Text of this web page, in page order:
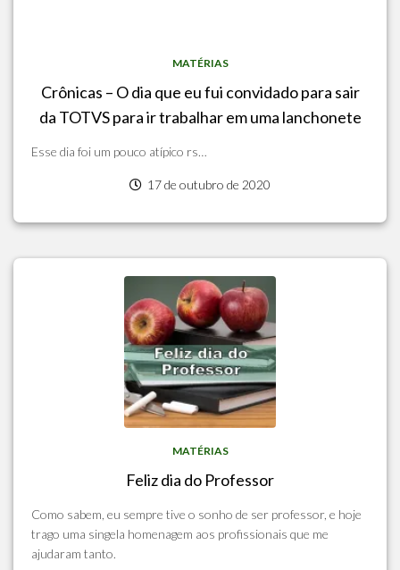
MATÉRIAS
Crônicas – O dia que eu fui convidado para sair
da TOTVS para ir trabalhar em uma lanchonete
Esse dia foi um pouco atípico rs…
17 de outubro de 2020
MATÉRIAS
Feliz dia do Professor
Como sabem, eu sempre tive o sonho de ser professor, e hoje
trago uma singela homenagem aos profissionais que me
ajudaram tanto.